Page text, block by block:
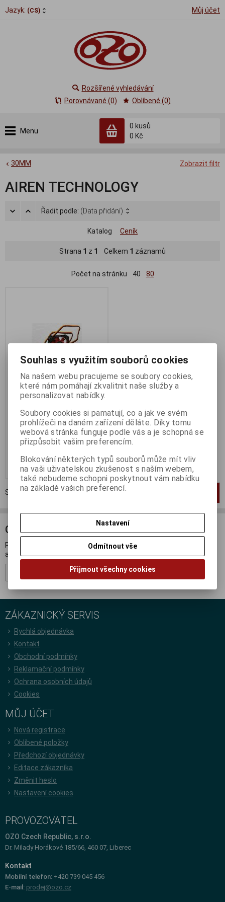
Jazyk: (CS) Můj účet
Menu
0 kusů
0 Kč
Rozšířené vyhledávání
Porovnávané (0)
Oblíbené (0)
Zobrazit filtr
30MM
AIREN TECHNOLOGY
Řadit podle: (Data přidání)
Katalog Ceník
Strana 1 z 1 Celkem 1 záznamů
Počet na stránku 40 80
AIREN FAN RedWings30
(30x30x10mm, 19,5dBA)
Termín dodání (dny):3
206 Kč
Koupit
Strana 1z1Celkem1záznamů
ODBĚR NOVINEK
Přihlašte se k odběru novinek a buďte informováni o novinkách,
akcích a soutěžích.
ZÁKAZNICKÝ SERVIS
Rychlá objednávka
Kontakt
Obchodní podmínky
Reklamační podmínky
Ochrana osobních údajů
Cookies
MŮJ ÚČET
Nová registrace
Oblíbené položky
Předchozí objednávky
Editace zákazníka
Změnit heslo
Nastavení cookies
PROVOZOVATEL
OZO Czech Republic, s.r.o.
Dr. Milady Horákové 185/66, 460 07, Liberec
Kontakt
Mobilní telefon: +420 739 045 456
E-mail: prodej@ozo.cz
Souhlas s využitím souborů cookies
Na našem webu pracujeme se soubory cookies,
které nám pomáhají zkvalitnit naše služby a
personalizovat nabídky.
Soubory cookies si pamatují, co a jak ve svém
prohlížeči na daném zařízení děláte. Díky tomu
webová stránka funguje podle vás a je schopná se
přizpůsobit vašim preferencím.
Blokování některých typů souborů může mít vliv
na vaši uživatelskou zkušenost s naším webem,
také nebudeme schopni poskytnout vám nabídku
na základě vašich preferencí.
Nastavení
Odmítnout vše
Přijmout všechny cookies